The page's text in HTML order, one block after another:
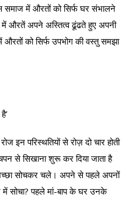
में औरतों को सिर्फ घर संभालने
औरतें अपने अस्तित्व ढूंढते हुए अपनी
को सिर्फ उपभोग की वस्तु समझा
इन परिस्थतियों से रोज़ दो चार होती
से सिखाना शुरू कर दिया जाता है
सोचकर चले। अपने से पहले अपनों
सोचा? पहले मां-बाप के घर उनके